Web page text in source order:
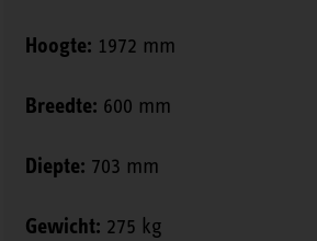
Hoogte: 1972 mm
Breedte: 600 mm
Diepte: 703 mm
Gewicht: 275 kg